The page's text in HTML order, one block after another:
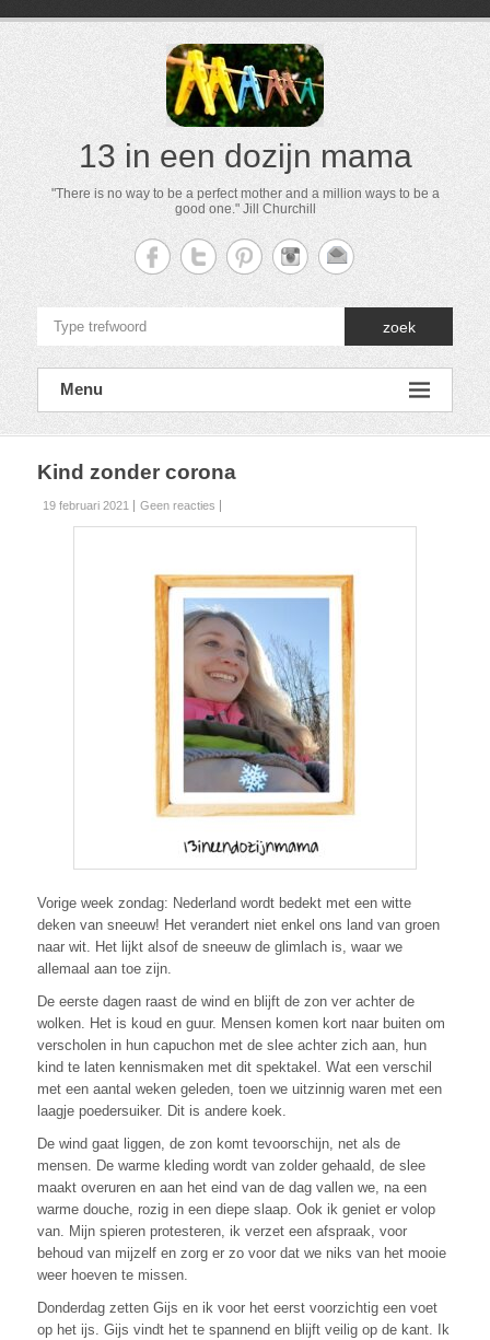
13 in een dozijn mama
"There is no way to be a perfect mother and a million ways to be a
good one." Jill Churchill
zoek
Menu
Kind zonder corona
19 februari 2021 Geen reacties
Vorige week zondag: Nederland wordt bedekt met een witte
deken van sneeuw! Het verandert niet enkel ons land van groen
naar wit. Het lijkt alsof de sneeuw de glimlach is, waar we
allemaal aan toe zijn.
De eerste dagen raast de wind en blijft de zon ver achter de
wolken. Het is koud en guur. Mensen komen kort naar buiten om
verscholen in hun capuchon met de slee achter zich aan, hun
kind te laten kennismaken met dit spektakel. Wat een verschil
met een aantal weken geleden, toen we uitzinnig waren met een
laagje poedersuiker. Dit is andere koek.
De wind gaat liggen, de zon komt tevoorschijn, net als de
mensen. De warme kleding wordt van zolder gehaald, de slee
maakt overuren en aan het eind van de dag vallen we, na een
warme douche, rozig in een diepe slaap. Ook ik geniet er volop
van. Mijn spieren protesteren, ik verzet een afspraak, voor
behoud van mijzelf en zorg er zo voor dat we niks van het mooie
weer hoeven te missen.
Donderdag zetten Gijs en ik voor het eerst voorzichtig een voet
op het ijs. Gijs vindt het te spannend en blijft veilig op de kant. Ik